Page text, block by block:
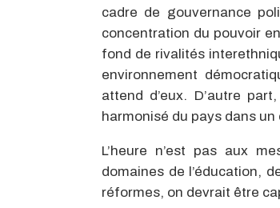
cadre de gouvernance
concentration du pouvoir
fond de rivalités
environnement
attend d’eux. D’autre
harmonisé du pays dans
L’heure n’est pas aux
domaines de l’éducation,
réformes, on devrait être